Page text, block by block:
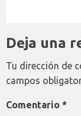
Deja una
Tu dirección de
campos
Comentario *